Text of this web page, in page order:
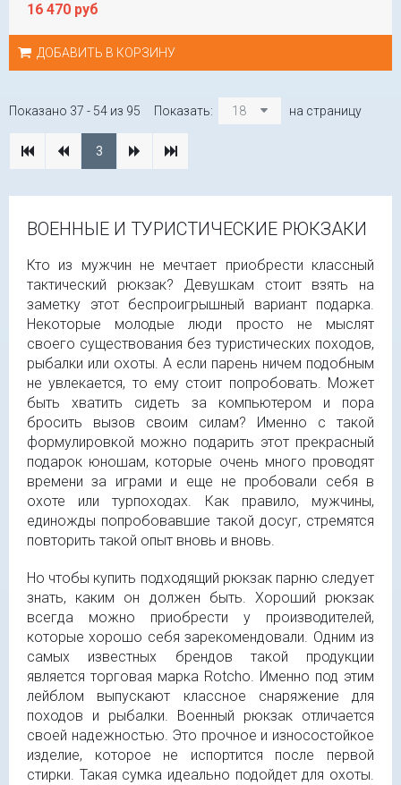
16 470 руб
ДОБАВИТЬ В КОРЗИНУ
Показано 37 - 54 из 95 Показать: 18 на страницу
3
ВОЕННЫЕ И ТУРИСТИЧЕСКИЕ РЮКЗАКИ
Кто из мужчин не мечтает приобрести классный
тактический рюкзак? Девушкам стоит взять на
заметку этот беспроигрышный вариант подарка.
Некоторые молодые люди просто не мыслят
своего существования без туристических походов,
рыбалки или охоты. А если парень ничем подобным
не увлекается, то ему стоит попробовать. Может
быть хватить сидеть за компьютером и пора
бросить вызов своим силам? Именно с такой
формулировкой можно подарить этот прекрасный
подарок юношам, которые очень много проводят
времени за играми и еще не пробовали себя в
охоте или турпоходах. Как правило, мужчины,
единожды попробовавшие такой досуг, стремятся
повторить такой опыт вновь и вновь.
Но чтобы купить подходящий рюкзак парню следует
знать, каким он должен быть. Хороший рюкзак
всегда можно приобрести у производителей,
которые хорошо себя зарекомендовали. Одним из
самых известных брендов такой продукции
является торговая марка Rotcho. Именно под этим
лейблом выпускают классное снаряжение для
походов и рыбалки. Военный рюкзак отличается
своей надежностью. Это прочное и износостойкое
изделие, которое не испортится после первой
стирки. Такая сумка идеально подойдет для охоты.